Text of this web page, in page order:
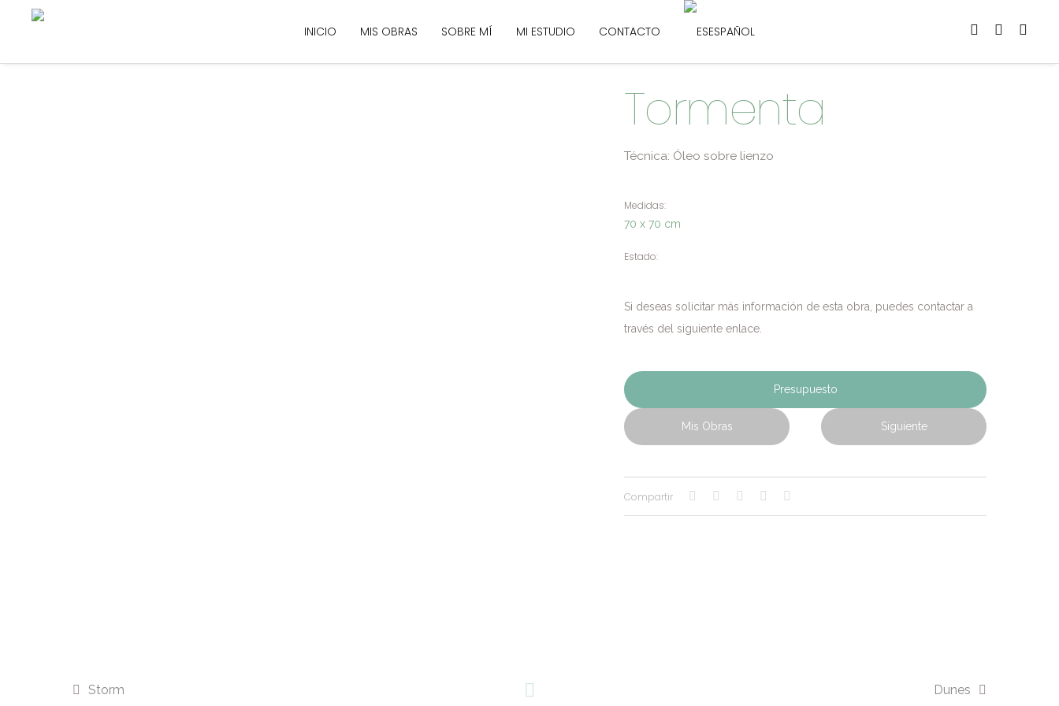
INICIO MIS OBRAS SOBRE MÍ MI ESTUDIO CONTACTO ESPAÑOL
Tormenta
Técnica: Óleo sobre lienzo
Medidas:
70 x 70 cm
Estado:
Si deseas solicitar más información de esta obra, puedes contactar a
través del siguiente enlace.
Presupuesto
Mis Obras Siguiente
Compartir
Storm Dunes